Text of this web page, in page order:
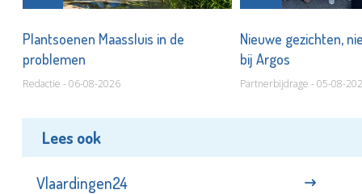
Plantsoenen Maassluis in de
problemen
Redactie - 06-08-2026
Nieuwe gezichten,
bij Argos
Partnerbijdrage - 05-08-
Lees ook
Vlaardingen24